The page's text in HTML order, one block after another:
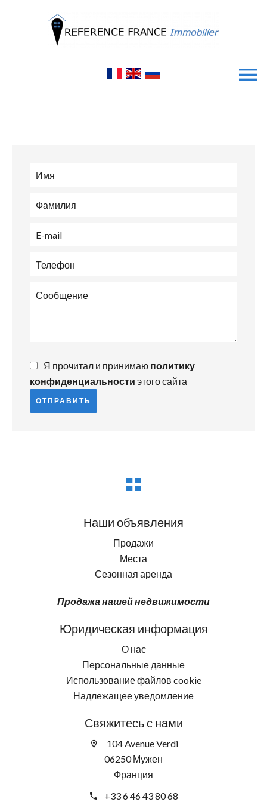
Я прочитал и принимаю политику
конфиденциальности этого сайта
ОТПРАВИТЬ
Наши объявления
Продажи
Места
Сезонная аренда
Продажа нашей недвижимости
Юридическая информация
О нас
Персональные данные
Использование файлов cookie
Надлежащее уведомление
Свяжитесь с нами
104 Avenue Verdi
06250 Мужен
Франция
+33 6 46 43 80 68